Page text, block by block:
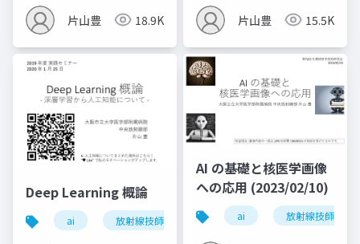
片山豊 18.9K 片山豊 15.5K
Deep Learning 概論
ai 放射線技師
AI の基礎と核医学画像
への応用 (2023/02/10)
ai 放射線技師